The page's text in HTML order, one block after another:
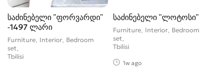
საძინებელი "ფორვარდი"
-1497 ლარი
Furniture, Interior, Bedroom
set
Tbilisi
საძინებელი "ლოტოსი"
Furniture, Interior, Bedroom
set
Tbilisi
1w ago